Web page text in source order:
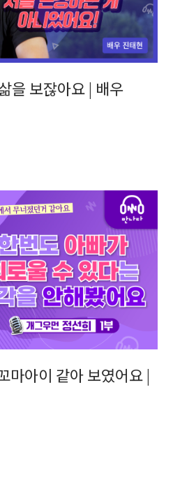
을 보잖아요 | 배우
마아이 같아 보였어요 |